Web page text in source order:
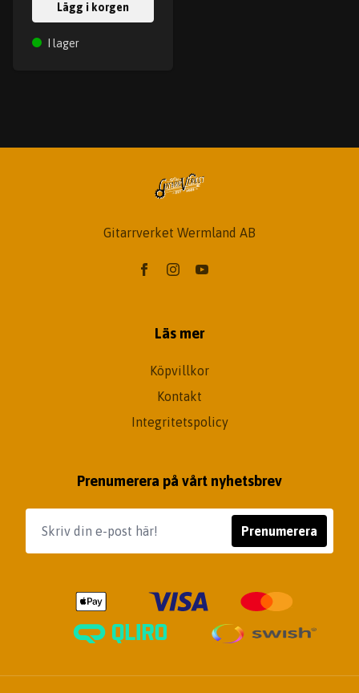
Lägg i korgen
I lager
Gitarrverket Wermland AB
Läs mer
Köpvillkor
Kontakt
Integritetspolicy
Prenumerera på vårt nyhetsbrev
Prenumerera